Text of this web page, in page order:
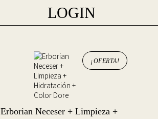
LOGIN
¡OFERTA!
Erborian Neceser + Limpieza +